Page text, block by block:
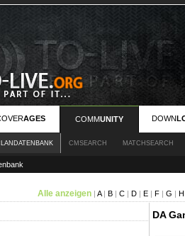
AGES COMMUNITY DOWN
CMSEARCH MATCHSEARCH
Alle anzeigen | A| B | C | D | E | F | G | H
DA